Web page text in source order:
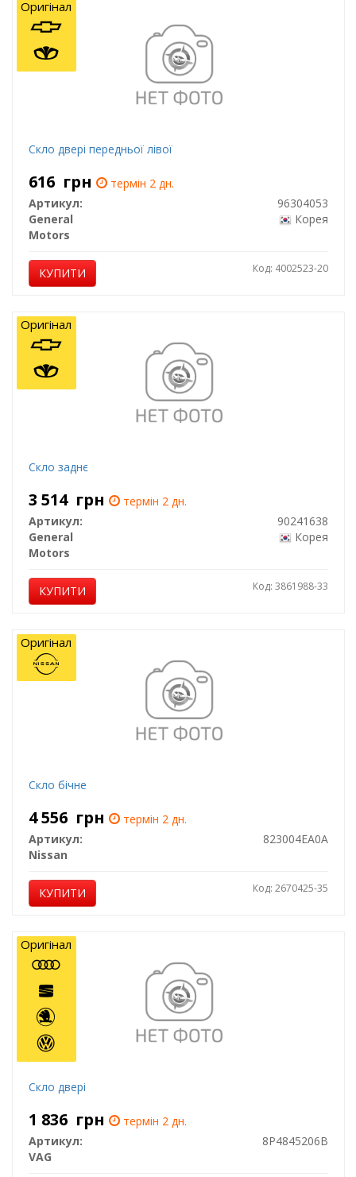
Скло двері передньої лівої
616 грн
термін 2 дн.
Артикул:
96304053
General
Motors
Корея
КУПИТИ Код: 4002523-20
Оригінал
Скло заднє
3 514 грн
термін 2 дн.
Артикул:
90241638
General
Motors
Корея
КУПИТИ Код: 3861988-33
Оригінал
Скло бічне
4 556 грн
термін 2 дн.
Артикул:
823004EA0A
Nissan
КУПИТИ Код: 2670425-35
Оригінал
Скло двері
1 836 грн
термін 2 дн.
Артикул:
8P4845206B
VAG
Оригінал